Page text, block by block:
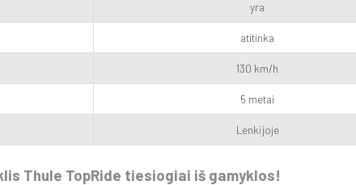
yra
atitinka
130 km/h
5 metai
Lenkijoje
Thule TopRide tiesiogiai iš gamyklos!